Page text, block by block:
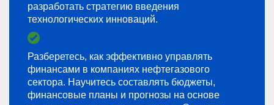
разработать стратегию введения
технологических инноваций.
Разберетесь, как эффективно управлять
финансами в компаниях нефтегазового
сектора. Научитесь составлять бюджеты,
финансовые планы и прогнозы на основе